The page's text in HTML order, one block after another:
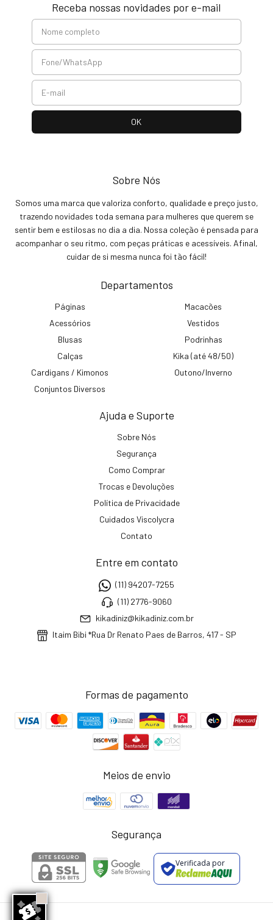
Receba nossas novidades por e-mail
Sobre Nós
Somos uma marca que valoriza conforto, qualidade e preço justo,
trazendo novidades toda semana para mulheres que querem se
sentir bem e estilosas no dia a dia. Nossa coleção é pensada para
acompanhar o seu ritmo, com peças práticas e acessíveis. Afinal,
cuidar de si mesma nunca foi tão fácil!
Departamentos
Páginas
Acessórios
Blusas
Calças
Cardigans / Kimonos
Conjuntos Diversos
Macacões
Vestidos
Podrinhas
Kika (até 48/50)
Outono/Inverno
Ajuda e Suporte
Sobre Nós
Segurança
Como Comprar
Trocas e Devoluções
Política de Privacidade
Cuidados Viscolycra
Contato
Entre em contato
(11) 94207-7255
(11) 2776-9060
kikadiniz@kikadiniz.com.br
Itaim Bibi *Rua Dr Renato Paes de Barros, 417 - SP
Formas de pagamento
Meios de envio
Segurança
Verificada por